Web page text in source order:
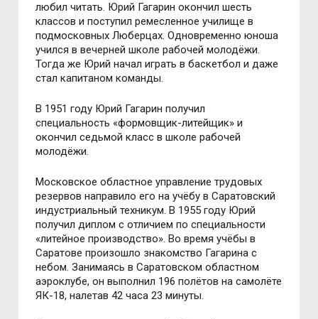
любил читать. Юрий Гагарин окончил шесть
классов и поступил ремесленное училище в
подмосковных Люберцах. Одновременно юноша
учился в вечерней школе рабочей молодёжи.
Тогда же Юрий начал играть в баскетбол и даже
стал капитаном команды.
В 1951 году Юрий Гагарин получил
специальность «формовщик-литейщик» и
окончил седьмой класс в школе рабочей
молодёжи.
Московское областное управление трудовых
резервов направило его на учёбу в Саратовский
индустриальный техникум. В 1955 году Юрий
получил диплом с отличием по специальности
«литейное производство». Во время учёбы в
Саратове произошло знакомство Гагарина с
небом. Занимаясь в Саратовском областном
аэроклубе, он выполнил 196 полётов на самолёте
ЯК-18, налетав 42 часа 23 минуты.